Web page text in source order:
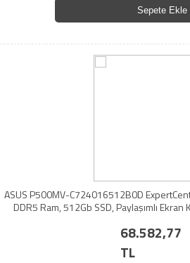
Sepete Ekle
ASUS P500MV-C724016512B0D
DDR5 Ram, 512Gb SSD, Paylaşımlı Ekran
68.582,77
TL